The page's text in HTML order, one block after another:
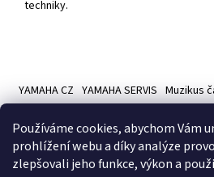
Používáme cookies, abychom Vám
prohlížení webu a díky analýze
zlepšovali jeho funkce, výkon a
techniky.
p
YAMAHA CZ YAMAHA SERVIS Muzikus